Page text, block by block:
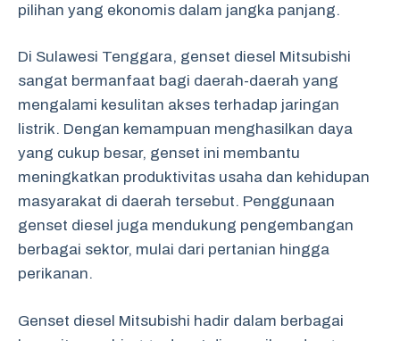
pilihan yang ekonomis dalam jangka panjang.
Di Sulawesi Tenggara, genset diesel Mitsubishi
sangat bermanfaat bagi daerah-daerah yang
mengalami kesulitan akses terhadap jaringan
listrik. Dengan kemampuan menghasilkan daya
yang cukup besar, genset ini membantu
meningkatkan produktivitas usaha dan kehidupan
masyarakat di daerah tersebut. Penggunaan
genset diesel juga mendukung pengembangan
berbagai sektor, mulai dari pertanian hingga
perikanan.
Genset diesel Mitsubishi hadir dalam berbagai